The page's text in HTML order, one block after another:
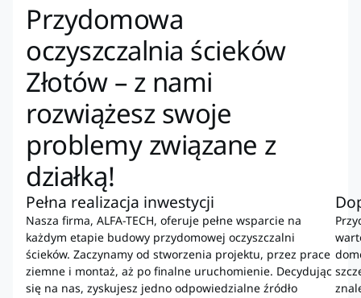
Przydomowa
oczyszczalnia ścieków
Złotów – z nami
rozwiążesz swoje
problemy związane z
działką!
Pełna realizacja inwestycji
Nasza firma, ALFA-TECH, oferuje pełne wsparcie na
każdym etapie budowy przydomowej oczyszczalni
ścieków. Zaczynamy od stworzenia projektu, przez prace
ziemne i montaż, aż po finalne uruchomienie. Decydując
się na nas, zyskujesz jedno odpowiedzialne źródło